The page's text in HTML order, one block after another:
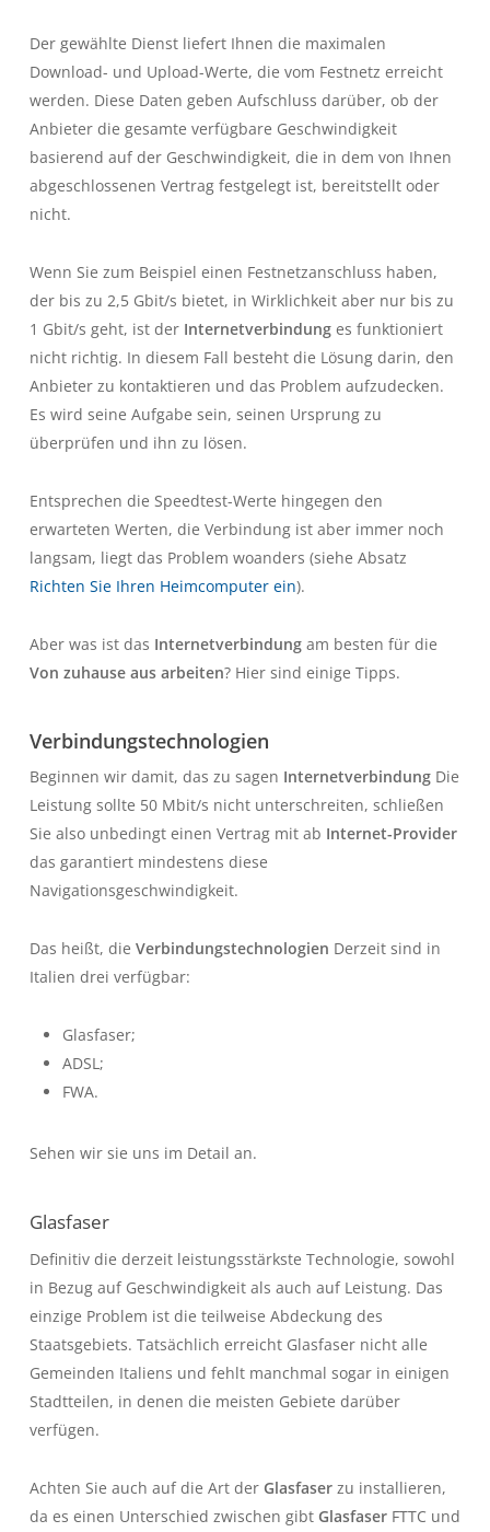
Der gewählte Dienst liefert Ihnen die maximalen
Download- und Upload-Werte, die vom Festnetz erreicht
werden. Diese Daten geben Aufschluss darüber, ob der
Anbieter die gesamte verfügbare Geschwindigkeit
basierend auf der Geschwindigkeit, die in dem von Ihnen
abgeschlossenen Vertrag festgelegt ist, bereitstellt oder
nicht.
Wenn Sie zum Beispiel einen Festnetzanschluss haben,
der bis zu 2,5 Gbit/s bietet, in Wirklichkeit aber nur bis zu
1 Gbit/s geht, ist der Internetverbindunges funktioniert
nicht richtig. In diesem Fall besteht die Lösung darin, den
Anbieter zu kontaktieren und das Problem aufzudecken.
Es wird seine Aufgabe sein, seinen Ursprung zu
überprüfen und ihn zu lösen.
Entsprechen die Speedtest-Werte hingegen den
erwarteten Werten, die Verbindung ist aber immer noch
langsam, liegt das Problem woanders (siehe Absatz
Richten Sie Ihren Heimcomputer ein).
Aber was ist das Internetverbindung am besten für die
Von zuhause aus arbeiten? Hier sind einige Tipps.
Verbindungstechnologien
Beginnen wir damit, das zu sagen InternetverbindungDie
Leistung sollte 50 Mbit/s nicht unterschreiten, schließen
Sie also unbedingt einen Vertrag mit ab Internet-Provider
das garantiert mindestens diese
Navigationsgeschwindigkeit.
Das heißt, die Verbindungstechnologien Derzeit sind in
Italien drei verfügbar:
Glasfaser;
ADSL;
FWA.
Sehen wir sie uns im Detail an.
Glasfaser
Definitiv die derzeit leistungsstärkste Technologie, sowohl
in Bezug auf Geschwindigkeit als auch auf Leistung. Das
einzige Problem ist die teilweise Abdeckung des
Staatsgebiets. Tatsächlich erreicht Glasfaser nicht alle
Gemeinden Italiens und fehlt manchmal sogar in einigen
Stadtteilen, in denen die meisten Gebiete darüber
verfügen.
Achten Sie auch auf die Art der Glasfaserzu installieren,
da es einen Unterschied zwischen gibt GlasfaserFTTC und